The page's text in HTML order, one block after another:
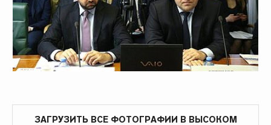
ЗАГРУЗИТЬ ВСЕ ФОТОГРАФИИ В ВЫСОКОМ